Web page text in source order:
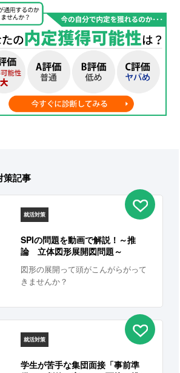
策記事
就活対策
SPIの問題を動画で解説！～推
論 立体図形展開図問題～
図形の展開って頭がこんがらがって
きませんか？
就活対策
学生が苦手な集団面接「事前準